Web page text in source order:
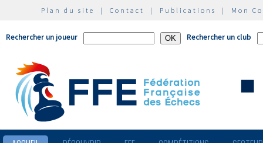
Plan du site | Contact | Publications | Mon
Rechercher un joueur Rechercher un club